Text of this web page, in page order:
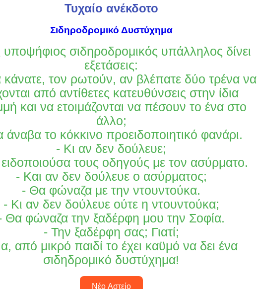
Τυχαίο ανέκδοτο
Σιδηροδρομικό Δυστύχημα
σιδηροδρομικός υπάλληλος δίνει
εξετάσεις:
κάνατε, τον ρωτούν, αν βλέπατε δύο τρένα να
από αντίθετες κατευθύνσεις στην ίδια
και να ετοιμάζονται να πέσουν το ένα στο
άλλο;
το κόκκινο προειδοποιητικό φανάρι.
- Κι αν δεν δούλευε;
τους οδηγούς με τον ασύρματο.
- Και αν δεν δούλευε ο ασύρματος;
- Θα φώναζα με την ντουντούκα.
- Κι αν δεν δούλευε ούτε η ντουντούκα;
Θα φώναζα την ξαδέρφη μου την Σοφία.
- Την ξαδέρφη σας; Γιατί;
από μικρό παιδί το έχει καϋμό να δει ένα
σιδηδρομικό δυστύχημα!
Νέο Αστείο